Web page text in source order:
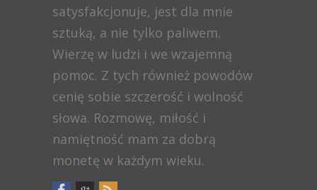
satysfakcjonuje, jest dla mnie
sztuką, a nie tylko paliwem.
Wierzę w ludzi i we wzajemną
pomoc. Z tych również powodów
cenię sobie szczerość i wolność
słowa. Rozmowę, miłość i
namiętność mam za dobrą
monetę w każdym wieku.